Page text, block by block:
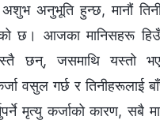
अनुभूति हुन्छ, मानौं
छ। आजका मानिसहरू
छन्, जसमाथि यस्तो
वसुल गर्छ र तिनीहरूलाई
मृत्यु कर्जाको कारण, सबै